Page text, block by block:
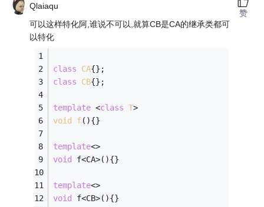
Qlaiaqu
可以这样特化阿,谁说不可以,就算CB是CA的继承类都可
以特化
class CA{};
class
CB{};
template <class T>
void
f(){}
template<>
void
f<CA>(){}
template<>
void
f<CB>(){}
赞